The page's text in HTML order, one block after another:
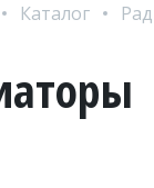
Каталог